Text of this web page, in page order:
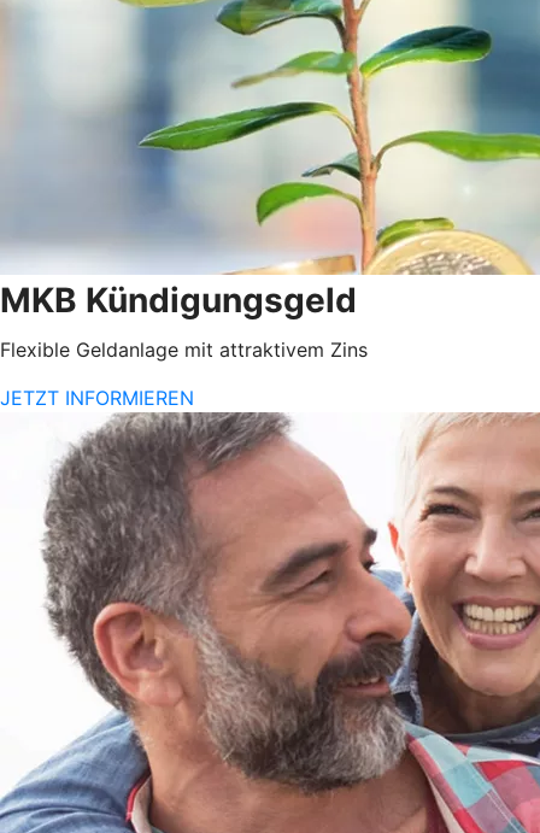
MKB Kündigungsgeld
Flexible Geldanlage mit attraktivem Zins
JETZT INFORMIEREN